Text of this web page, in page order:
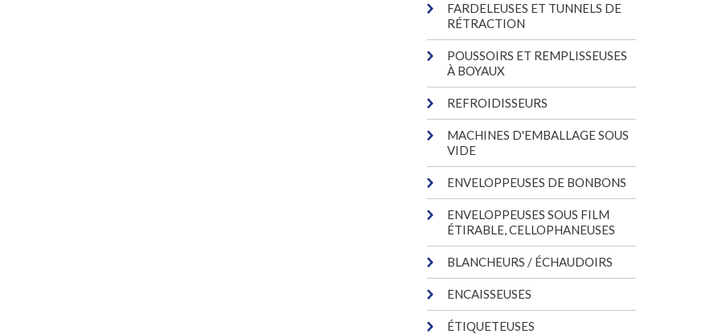
FARDELEUSES ET TUNNELS DE
RÉTRACTION
POUSSOIRS ET REMPLISSEUSES
À BOYAUX
REFROIDISSEURS
MACHINES D'EMBALLAGE SOUS
VIDE
ENVELOPPEUSES DE BONBONS
ENVELOPPEUSES SOUS FILM
ÉTIRABLE, CELLOPHANEUSES
BLANCHEURS / ÉCHAUDOIRS
ENCAISSEUSES
ÉTIQUETEUSES